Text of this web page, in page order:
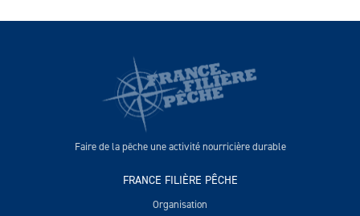
Faire de la pêche une activité nourricière durable
FRANCE FILIÈRE PÊCHE
Organisation